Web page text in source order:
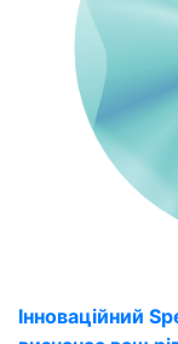
Інноваційний